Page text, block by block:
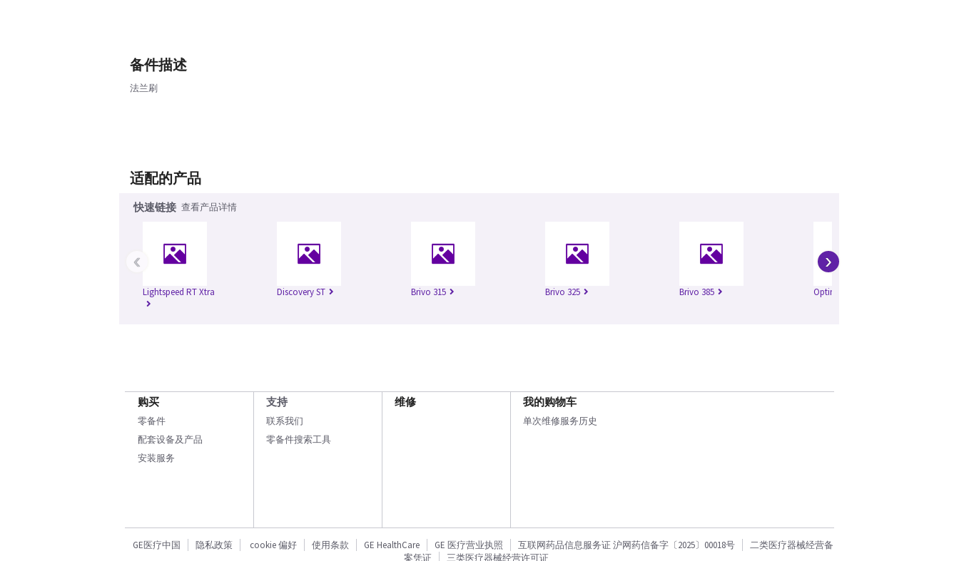
备件描述
法兰刷
适配的产品
快速链接 查看产品详情
Lightspeed RT Xtra Discovery ST Brivo 315 Brivo 325 Brivo 385 Optima 520
‹ ›
购买
零备件
配套设备及产品
安装服务
支持
联系我们
零备件搜索工具
维修 我的购物车
单次维修服务历史
GE医疗中国 隐私政策 cookie 偏好 使用条款 GE HealthCare GE 医疗营业执照 互联网药品信息服务证 沪网药信备字〔2025〕00018号
二类医疗器械经营备
案凭证
三类医疗器械经营许可证